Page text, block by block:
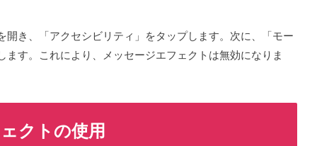
き、「アクセシビリティ」をタップします。次に、「モー
す。これにより、メッセージエフェクトは無効になりま
クトの使用